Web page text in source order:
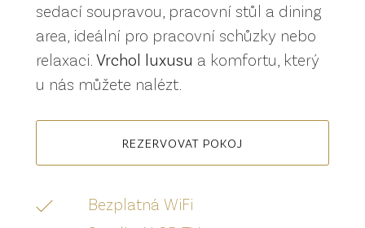
sedací soupravou, pracovní stůl a dining
area, ideální pro pracovní schůzky nebo
relaxaci. Vrchol luxusu a komfortu, který
u nás můžete nalézt.
REZERVOVAT POKOJ
Bezplatná WiFi